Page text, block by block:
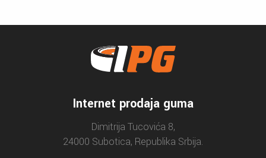
Internet prodaja guma
Dimitrija Tucovića 8,
24000 Subotica, Republika Srbija.